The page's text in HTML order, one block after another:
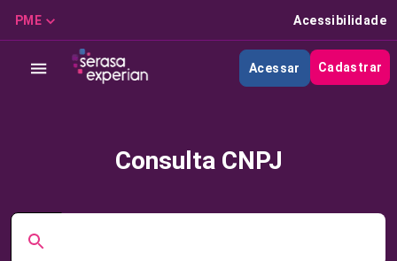
PME Acessibilidade
Acessar Cadastrar
Consulta CNPJ